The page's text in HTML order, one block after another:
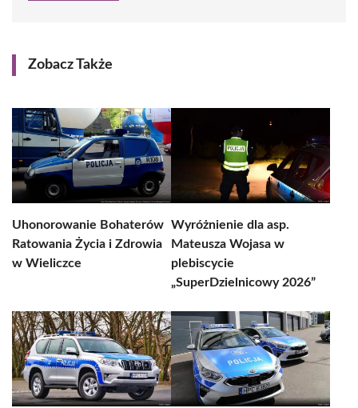
Zobacz Także
Uhonorowanie Bohaterów
Ratowania Życia i Zdrowia
w Wieliczce
Wyróżnienie dla asp.
Mateusza Wojasa w
plebiscycie
„SuperDzielnicowy 2026”